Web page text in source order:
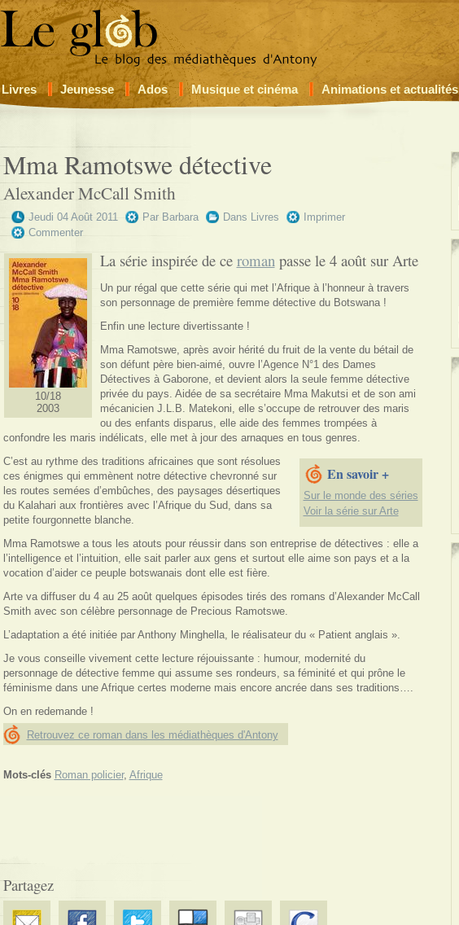
Livres Jeunesse Ados Musique et cinéma Animations et actualités
Mma Ramotswe détective
Alexander McCall Smith
Jeudi 04 Août 2011 Par Barbara Dans Livres
Imprimer
Commenter
10/18
2003
La série inspirée de ce romanpasse le 4 août sur Arte
Un pur régal que cette série qui met l’Afrique à l’honneur à travers
son personnage de première femme détective du Botswana !
Enfin une lecture divertissante !
Mma Ramotswe, après avoir hérité du fruit de la vente du bétail de
son défunt père bien-aimé, ouvre l’Agence N°1 des Dames
Détectives à Gaborone, et devient alors la seule femme détective
privée du pays. Aidée de sa secrétaire Mma Makutsi et de son ami
mécanicien J.L.B. Matekoni, elle s’occupe de retrouver des maris
ou des enfants disparus, elle aide des femmes trompées à
confondre les maris indélicats, elle met à jour des arnaques en tous genres.
En savoir +
Sur le monde des séries
Voir la série sur Arte
C’est au rythme des traditions africaines que sont résolues
ces énigmes qui emmènent notre détective chevronné sur
les routes semées d’embûches, des paysages désertiques
du Kalahari aux frontières avec l’Afrique du Sud, dans sa
petite fourgonnette blanche.
Mma Ramotswe a tous les atouts pour réussir dans son entreprise de détectives : elle a
l’intelligence et l’intuition, elle sait parler aux gens et surtout elle aime son pays et a la
vocation d’aider ce peuple botswanais dont elle est fière.
Arte va diffuser du 4 au 25 août quelques épisodes tirés des romans d’Alexander McCall
Smith avec son célèbre personnage de Precious Ramotswe.
L’adaptation a été initiée par Anthony Minghella, le réalisateur du « Patient anglais ».
Je vous conseille vivement cette lecture réjouissante : humour, modernité du
personnage de détective femme qui assume ses rondeurs, sa féminité et qui prône le
féminisme dans une Afrique certes moderne mais encore ancrée dans ses traditions….
On en redemande !
Retrouvez ce roman dans les médiathèques d'Antony
Mots-clés Roman policier, Afrique
Partagez